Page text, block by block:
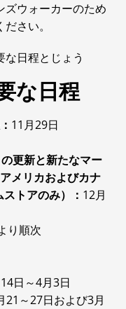
ズウォーカーのため
さい。
日程とじょう
な日程
11月29日
更新と新たなマー
メリカおよびカナ
トアのみ）： 12月
り順次
日～4月3日
21～27日および3月